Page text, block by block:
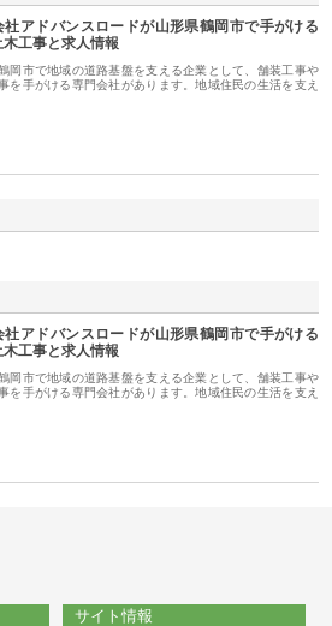
社アドバンスロードが山形県鶴岡市で手がける
木工事と求人情報
岡市で地域の道路基盤を支える企業として、舗装工事や
を手がける専門会社があります。地域住民の生活を支え
社アドバンスロードが山形県鶴岡市で手がける
木工事と求人情報
岡市で地域の道路基盤を支える企業として、舗装工事や
を手がける専門会社があります。地域住民の生活を支え
サイト情報